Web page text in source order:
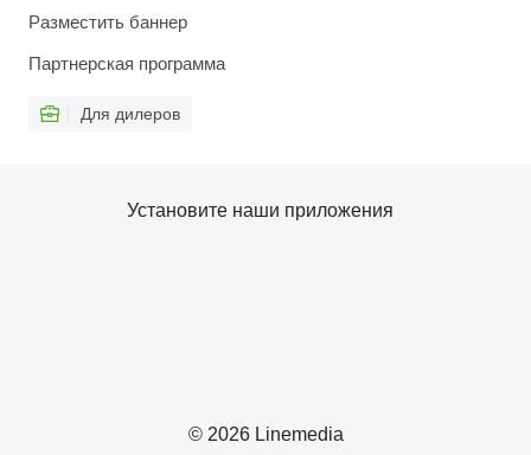
Разместить баннер
Партнерская программа
Для дилеров
© 2026 Linemedia
Установите наши приложения